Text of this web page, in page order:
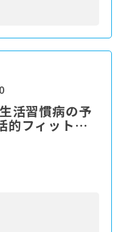
活習慣病の予
的フィットネ